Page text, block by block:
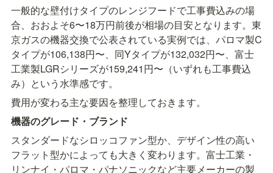
一般的な壁付けタイプのレンジフードで工事費込みの場
合、おおよそ6〜18万円前後が相場の目安となります。東
京ガスの機器交換で公表されている実例では、パロマ製C
タイプが106,138円〜、同Yタイプが132,032円〜、富士
工業製LGRシリーズが159,241円〜（いずれも工事費込
み）という水準感です。
費用が変わる主な要因を整理しておきます。
機器のグレード・ブランド
スタンダードなシロッコファン型か、デザイン性の高い
フラット型かによっても大きく変わります。富士工業・
リンナイ・パロマ・パナソニックなど主要メーカーの製